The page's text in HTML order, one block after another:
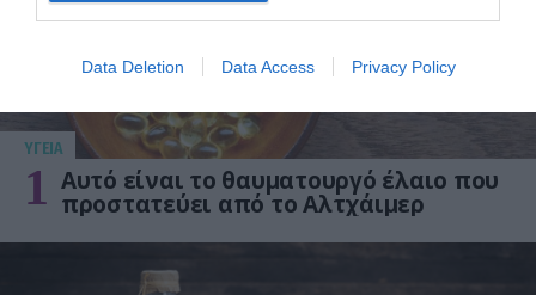
Data Deletion Data Access Privacy Policy
ΥΓΕΙΑ
1 Αυτό είναι το θαυματουργό έλαιο που
προστατεύει από το Αλτχάιμερ